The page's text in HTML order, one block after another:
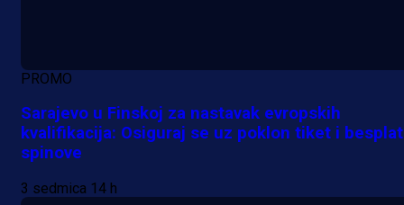
PROMO
Sarajevo u Finskoj za nastavak evropskih
kvalifikacija: Osiguraj se uz poklon tiket i
spinove
3 sedmica 14 h